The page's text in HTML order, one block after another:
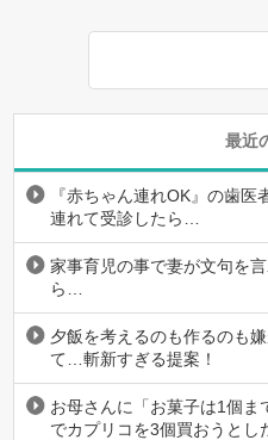
最近
『赤ちゃん連れOK』の歯
連れて受診したら…
家事育児の事で妻が文句を
ら…
夕飯を考えるのも作るのも
て…斬新すぎる提案！
お母さんに「お菓子は1個ま
でカプリコを3個買おうとし